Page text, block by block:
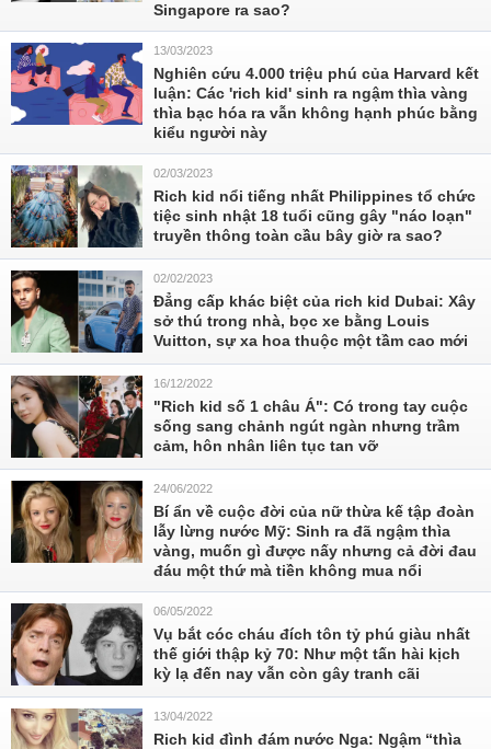
Singapore ra sao?
13/03/2023
Nghiên cứu 4.000 triệu phú của Harvard kết
luận: Các 'rich kid' sinh ra ngậm thìa vàng
thìa bạc hóa ra vẫn không hạnh phúc bằng
kiểu người này
02/03/2023
Rich kid nổi tiếng nhất Philippines tổ chức
tiệc sinh nhật 18 tuổi cũng gây "náo loạn"
truyền thông toàn cầu bây giờ ra sao?
02/02/2023
Đẳng cấp khác biệt của rich kid Dubai: Xây
sở thú trong nhà, bọc xe bằng Louis
Vuitton, sự xa hoa thuộc một tầm cao mới
16/12/2022
"Rich kid số 1 châu Á": Có trong tay cuộc
sống sang chảnh ngút ngàn nhưng trầm
cảm, hôn nhân liên tục tan vỡ
24/06/2022
Bí ẩn về cuộc đời của nữ thừa kế tập đoàn
lẫy lừng nước Mỹ: Sinh ra đã ngậm thìa
vàng, muốn gì được nấy nhưng cả đời đau
đáu một thứ mà tiền không mua nổi
06/05/2022
Vụ bắt cóc cháu đích tôn tỷ phú giàu nhất
thế giới thập kỷ 70: Như một tấn hài kịch
kỳ lạ đến nay vẫn còn gây tranh cãi
13/04/2022
Rich kid đình đám nước Nga: Ngậm “thìa